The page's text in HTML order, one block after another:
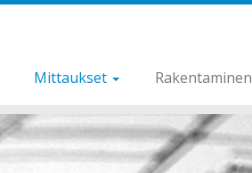
Mittaukset Rakentaminen